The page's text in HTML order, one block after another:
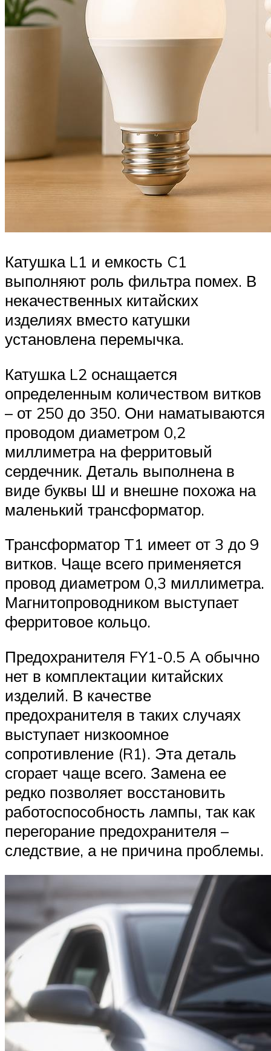
Катушка L1 и емкость C1
выполняют роль фильтра помех. В
некачественных китайских
изделиях вместо катушки
установлена перемычка.
Катушка L2 оснащается
определенным количеством витков
– от 250 до 350. Они наматываются
проводом диаметром 0,2
миллиметра на ферритовый
сердечник. Деталь выполнена в
виде буквы Ш и внешне похожа на
маленький трансформатор.
Трансформатор T1 имеет от 3 до 9
витков. Чаще всего применяется
провод диаметром 0,3 миллиметра.
Магнитопроводником выступает
ферритовое кольцо.
Предохранителя FY1-0.5 A обычно
нет в комплектации китайских
изделий. В качестве
предохранителя в таких случаях
выступает низкоомное
сопротивление (R1). Эта деталь
сгорает чаще всего. Замена ее
редко позволяет восстановить
работоспособность лампы, так как
перегорание предохранителя –
следствие, а не причина проблемы.